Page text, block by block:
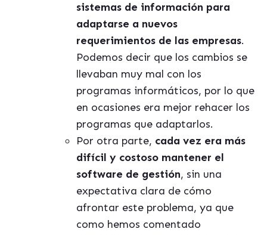
sistemas de información para
adaptarse a nuevos
requerimientos de las empresas.
Podemos decir que los cambios se
llevaban muy mal con los
programas informáticos, por lo que
en ocasiones era mejor rehacer los
programas que adaptarlos.
Por otra parte, cada vez era más
difícil y costoso mantener el
software de gestión, sin una
expectativa clara de cómo
afrontar este problema, ya que
como hemos comentado